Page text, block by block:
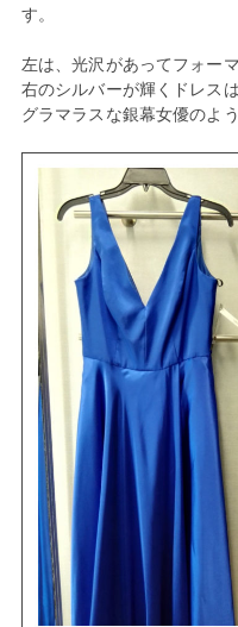
す。
左は、光沢があってフォー
右のシルバーが輝くドレス
グラマラスな銀幕女優のよ